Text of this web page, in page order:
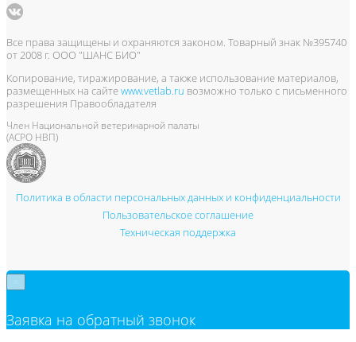
Все права защищены и охраняются законом. Товарный знак №395740
от 2008 г. ООО "ШАНС БИО"
Копирование, тиражирование, а также использование материалов,
размещенных на сайтеwww.vetlab.ru возможно только с письменного
разрешения Правообладателя
Член Национальной ветеринарной палаты
(АСРО НВП)
Политика в области персональных данных и конфиденциальности
Пользовательское соглашение
Техническая поддержка
Заявка на обратный звонок